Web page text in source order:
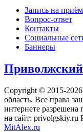
Запись на приём
Вопрос-ответ
Контакты
Социальные
Баннеры
Приволжский
Copyright © 2015-
область. Все права
интернете
на сайт: privolgskiy.ru
MitAlex.ru